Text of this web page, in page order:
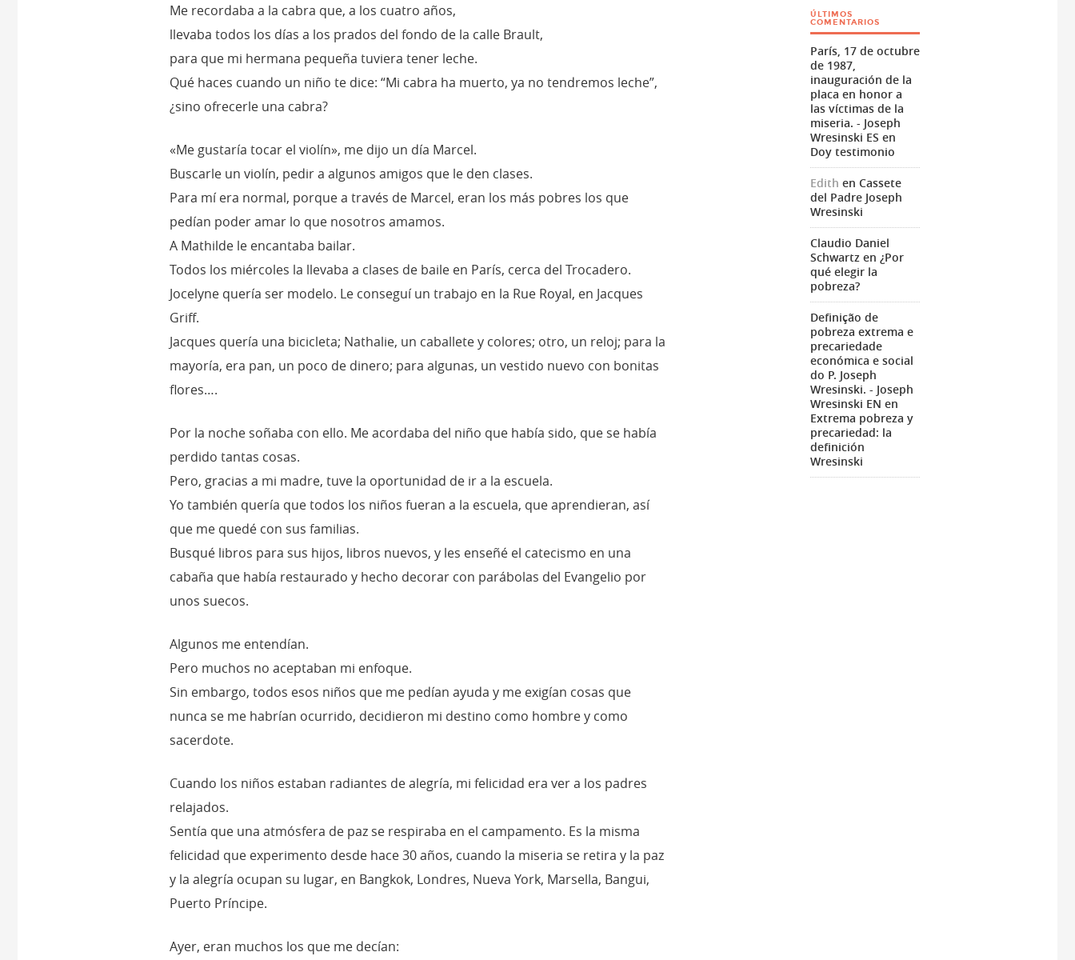
Me recordaba a la cabra que, a los cuatro años,
llevaba todos los días a los prados del fondo de la calle Brault,
para que mi hermana pequeña tuviera tener leche.
Qué haces cuando un niño te dice: “Mi cabra ha muerto, ya no tendremos leche”,
¿sino ofrecerle una cabra?
«Me gustaría tocar el violín», me dijo un día Marcel.
Buscarle un violín, pedir a algunos amigos que le den clases.
Para mí era normal, porque a través de Marcel, eran los más pobres los que
pedían poder amar lo que nosotros amamos.
A Mathilde le encantaba bailar.
Todos los miércoles la llevaba a clases de baile en París, cerca del Trocadero.
Jocelyne quería ser modelo. Le conseguí un trabajo en la Rue Royal, en Jacques
Griff.
Jacques quería una bicicleta; Nathalie, un caballete y colores; otro, un reloj; para la
mayoría, era pan, un poco de dinero; para algunas, un vestido nuevo con bonitas
flores….
Por la noche soñaba con ello. Me acordaba del niño que había sido, que se había
perdido tantas cosas.
Pero, gracias a mi madre, tuve la oportunidad de ir a la escuela.
Yo también quería que todos los niños fueran a la escuela, que aprendieran, así
que me quedé con sus familias.
Busqué libros para sus hijos, libros nuevos, y les enseñé el catecismo en una
cabaña que había restaurado y hecho decorar con parábolas del Evangelio por
unos suecos.
Algunos me entendían.
Pero muchos no aceptaban mi enfoque.
Sin embargo, todos esos niños que me pedían ayuda y me exigían cosas que
nunca se me habrían ocurrido, decidieron mi destino como hombre y como
sacerdote.
Cuando los niños estaban radiantes de alegría, mi felicidad era ver a los padres
relajados.
Sentía que una atmósfera de paz se respiraba en el campamento. Es la misma
felicidad que experimento desde hace 30 años, cuando la miseria se retira y la paz
y la alegría ocupan su lugar, en Bangkok, Londres, Nueva York, Marsella, Bangui,
Puerto Príncipe.
Ayer, eran muchos los que me decían:
ÚLTIMOS
COMENTARIOS
París, 17 de octubre
de 1987,
inauguración de la
placa en honor a
las víctimas de la
miseria. - Joseph
Wresinski ES en
Doy testimonio
Edith enCassete
del Padre Joseph
Wresinski
Claudio Daniel
Schwartz en ¿Por
qué elegir la
pobreza?
Definição de
pobreza extrema e
precariedade
económica e social
do P. Joseph
Wresinski. - Joseph
Wresinski EN en
Extrema pobreza y
precariedad: la
definición
Wresinski